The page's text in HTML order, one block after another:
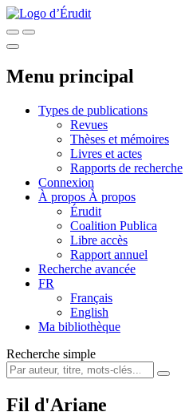
Menu principal
Types de publications
Revues
Thèses et mémoires
Livres et actes
Rapports de recherche
Connexion
À propos À propos
Érudit
Coalition Publica
Libre accès
Rapport annuel
Recherche avancée
FR
Français
English
Ma bibliothèque
Recherche simple
Fil d'Ariane